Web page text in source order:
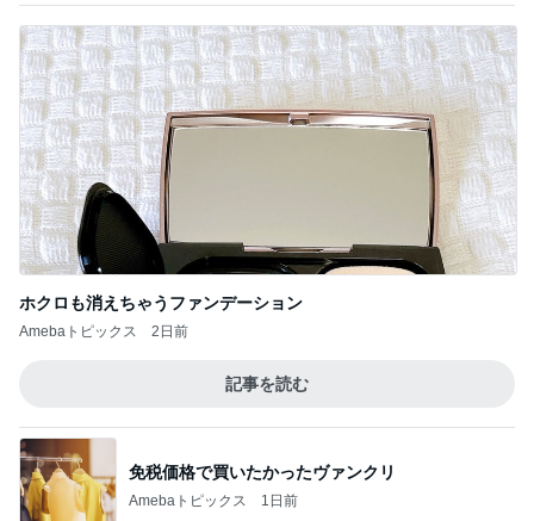
ホクロも消えちゃうファンデーション
Amebaトピックス 2日前
記事を読む
免税価格で買いたかったヴァンクリ
Amebaトピックス 1日前